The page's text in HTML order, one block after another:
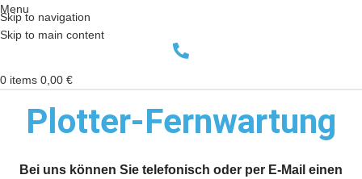
Skip to navigation
Skip to main content
Menu
0 items 0,00 €
Plotter-Fernwartung
Bei uns können Sie telefonisch oder per E-Mail einen